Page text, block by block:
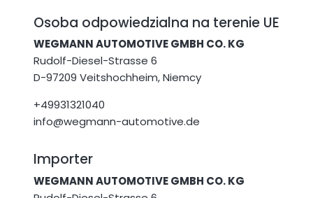
Osoba odpowiedzialna na terenie UE
WEGMANN AUTOMOTIVE GMBH CO. KG
Rudolf-Diesel-Strasse 6
D-97209 Veitshochheim, Niemcy
+49931321040
info@wegmann-automotive.de
Importer
WEGMANN AUTOMOTIVE GMBH CO. KG